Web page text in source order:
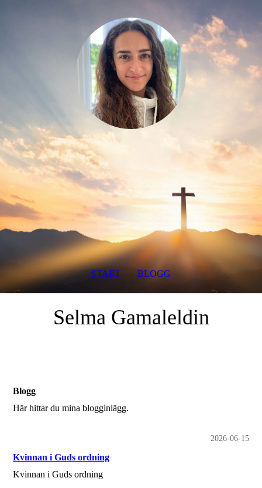
Selma Gamaleldin
Blogg
Här hittar du mina blogginlägg.
2026-06-15
Kvinnan i Guds ordning
Kvinnan i Guds ordning
START BLOGG